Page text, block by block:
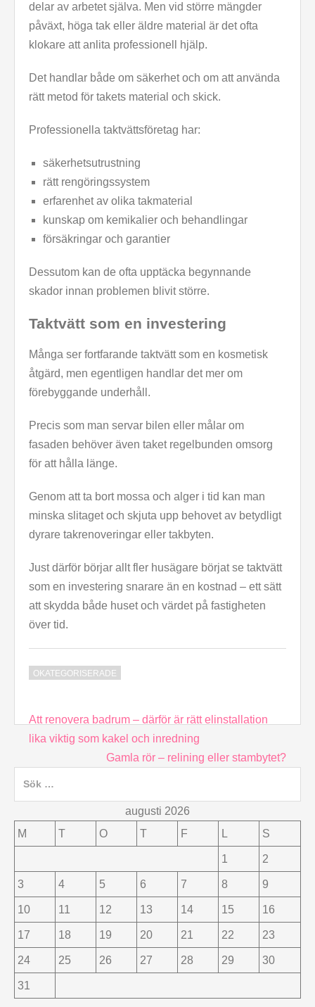
delar av arbetet själva. Men vid större mängder
påväxt, höga tak eller äldre material är det ofta
klokare att anlita professionell hjälp.
Det handlar både om säkerhet och om att använda
rätt metod för takets material och skick.
Professionella taktvättsföretag har:
säkerhetsutrustning
rätt rengöringssystem
erfarenhet av olika takmaterial
kunskap om kemikalier och behandlingar
försäkringar och garantier
Dessutom kan de ofta upptäcka begynnande
skador innan problemen blivit större.
Taktvätt som en investering
Många ser fortfarande taktvätt som en kosmetisk
åtgärd, men egentligen handlar det mer om
förebyggande underhåll.
Precis som man servar bilen eller målar om
fasaden behöver även taket regelbunden omsorg
för att hålla länge.
Genom att ta bort mossa och alger i tid kan man
minska slitaget och skjuta upp behovet av betydligt
dyrare takrenoveringar eller takbyten.
Just därför börjar allt fler husägare börjat se taktvätt
som en investering snarare än en kostnad – ett sätt
att skydda både huset och värdet på fastigheten
över tid.
OKATEGORISERADE
Inläggsnavigering
Att renovera badrum – därför är rätt elinstallation
lika viktig som kakel och inredning
Gamla rör – relining eller stambytet?
augusti 2026
M
T O T F L S
1 2
3 4 5 6 7 8 9
10 11 12 13 14 15 16
17 18 19 20 21 22 23
24 25 26 27 28 29 30
31